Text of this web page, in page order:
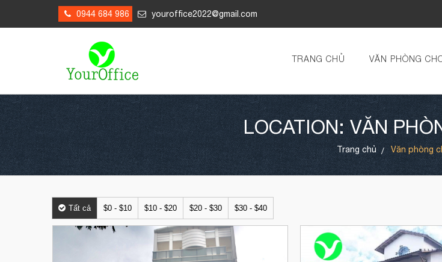
0944 684 986 youroffice2022@gmail.com
TRANG CHỦ VĂN PHÒNG
LOCATION: VĂN
Trang chủ Văn phòng
Tất cả $0 - $10 $10 - $20 $20 - $30 $30 - $40